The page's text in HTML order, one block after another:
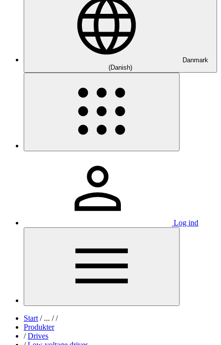
Danmark
(Danish)
Log ind
Start /... / /
Produkter
/ Drives